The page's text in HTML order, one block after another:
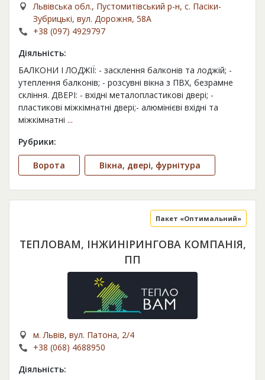
Львівська обл., Пустомитівський р-н, с. Пасіки-
Зубрицькі, вул. Дорожня, 58А
+38 (097) 4929797
Діяльність:
БАЛКОНИ І ЛОДЖІЇ: - засклення балконів та лоджій; -
утеплення балконів; - розсувні вікна з ПВХ, безрамне
скління. ДВЕРІ: - вхідні металопластикові двері; -
пластикові міжкімнатні двері;- алюмінієві вхідні та
міжкімнатні ...
Рубрики:
Ворота Вікна, двері, фурнітура
ТЕПЛОВАМ, ІНЖИНІРИНГОВА КОМПАНІЯ,
ПП
Пакет «Оптимальний»
м. Львів, вул. Патона, 2/4
+38 (068) 4688950
Діяльність: